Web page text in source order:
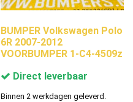
BUMPER Volkswagen Polo
6R 2007-2012
VOORBUMPER 1-C4-4509z
Direct leverbaar
Binnen 2 werkdagen geleverd.